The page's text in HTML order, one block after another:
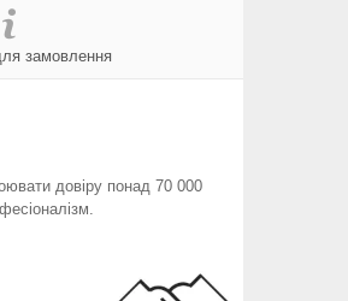
замовлення
довіру понад 70 000